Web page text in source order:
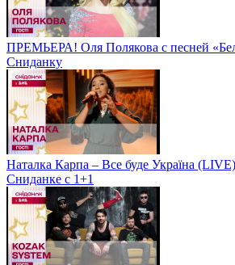
ПРЕМЬЕРА! Оля Полякова с песней
Сниданку
Наталка Карпа – Все буде Україна
Сниданке с 1+1